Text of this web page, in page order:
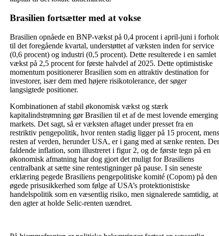
Brasilien fortsætter med at vokse
Brasilien opnåede en BNP-vækst på 0,4 procent i april-juni i
til det foregående kvartal, understøttet af væksten inden for service
(0,6 procent) og industri (0,5 procent). Dette resulterede i en samlet
vækst på 2,5 procent for første halvdel af 2025. Dette optimistiske
momentum positionerer Brasilien som en attraktiv destination for
investorer, især dem med højere risikotolerance, der søger
langsigtede positioner.
Kombinationen af stabil økonomisk vækst og stærk
kapitalindstrømning gør Brasilien til et af de mest lovende emerging
markets. Det sagt, så er væksten aftaget under presset fra en
restriktiv pengepolitik, hvor renten stadig ligger på 15 procent, mens
resten af verden, herunder USA, er i gang med at sænke renten.
faldende inflation, som illustreret i figur 2, og de første tegn på en
økonomisk afmatning har dog gjort det muligt for Brasiliens
centralbank at sætte sine rentestigninger på pause. I sin seneste
erklæring pegede Brasiliens pengepolitiske komité (Copom) på den
øgede prisusikkerhed som følge af USA’s protektionistiske
handelspolitik som en væsentlig risiko, men signalerede samtidig, at
den agter at holde Selic-renten uændret.